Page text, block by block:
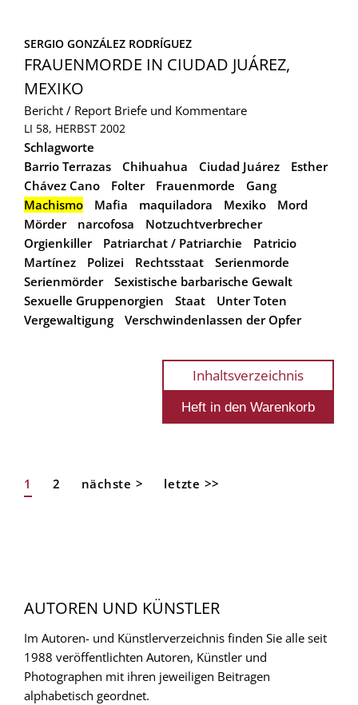
SERGIO GONZÁLEZ RODRÍGUEZ
FRAUENMORDE IN CIUDAD JUÁREZ,
MEXIKO
Bericht / Report Briefe und Kommentare
LI 58, HERBST 2002
Schlagworte
Barrio Terrazas
Chihuahua Ciudad Juárez
Esther
Chávez Cano
Folter Frauenmorde
Gang
Machismo
Mafia maquiladora Mexiko
Mord
Mörder
narcofosa
Notzuchtverbrecher
Orgienkiller
Patriarchat / Patriarchie
Patricio
Martínez
Polizei Rechtsstaat
Serienmorde
Serienmörder
Sexistische barbarische Gewalt
Sexuelle Gruppenorgien
Staat
Unter Toten
Vergewaltigung
Verschwindenlassen der Opfer
Inhaltsverzeichnis
Seitennummerierung
Aktuelle
1 Page
2
Nächste
nächste >
Letzte
letzte >>
AUTOREN UND KÜNSTLER
Im Autoren- und Künstlerverzeichnis finden Sie alle seit
1988 veröffentlichten Autoren, Künstler und
Photographen mit ihren jeweiligen Beitragen
alphabetisch geordnet.